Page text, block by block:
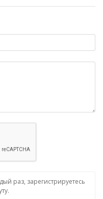
раз, зарегистрируетесь